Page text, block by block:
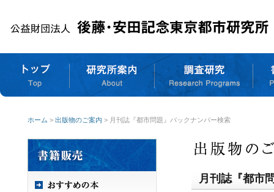
ホーム > 出版物のご案内 > 月刊誌『都市問題』バックナンバー検索
月刊誌『都市